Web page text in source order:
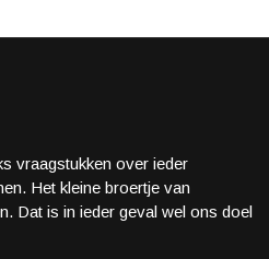
vraagstukken over ieder
Het kleine broertje van
Dat is in ieder geval wel ons doel